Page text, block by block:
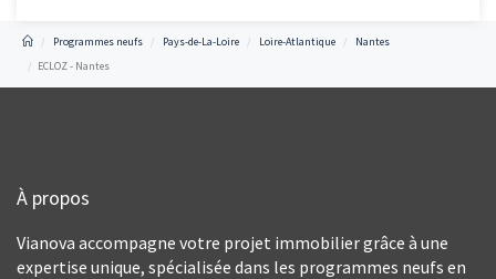
Programmes neufs Pays-de-La-Loire Loire-Atlantique
Nantes
ECLOZ - Nantes
À propos
Vianova accompagne votre projet immobilier grâce à une
expertise unique, spécialisée dans les programmes neufs en